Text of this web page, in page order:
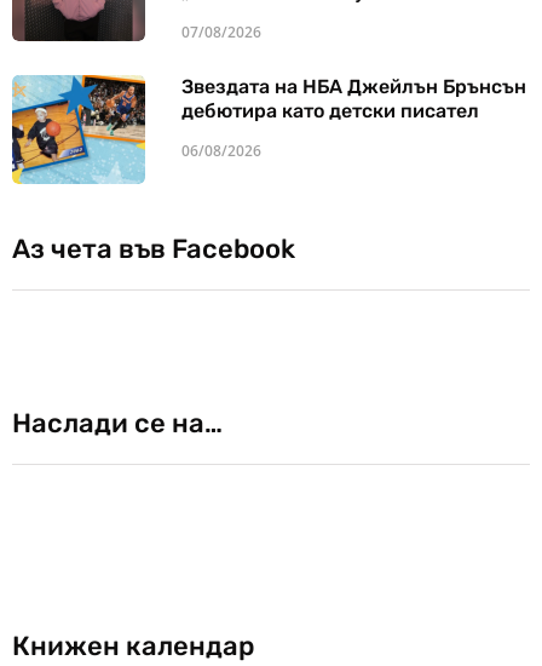
07/08/2026
Звездата на НБА Джейлън Брънсън
дебютира като детски писател
06/08/2026
Аз чета във Facebook
Наслади се на…
Книжен календар